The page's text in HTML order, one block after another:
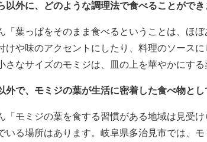
以外に、どのような調理法で食べることができ
「葉っぱをそのまま食べるということは、ほ
けや味のアクセントにしたり、料理のソース
さなサイズのモミジは、皿の上を華やかにする
外で、モミジの葉が生活に密着した食べ物と
「モミジの葉を食する習慣がある地域は見受
いる場所はあります。岐阜県多治見市では、